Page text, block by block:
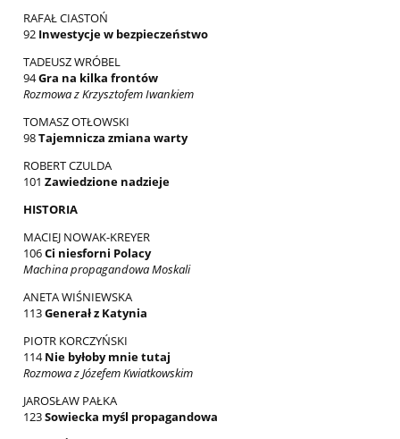
RAFAŁ CIASTOŃ
92 Inwestycje w bezpieczeństwo
TADEUSZ WRÓBEL
94Gra na kilka frontów
Rozmowa z Krzysztofem Iwankiem
TOMASZ OTŁOWSKI
98Tajemnicza zmiana warty
ROBERT CZULDA
101 Zawiedzione nadzieje
HISTORIA
MACIEJ NOWAK-KREYER
106Ci niesforni Polacy
Machina propagandowa Moskali
ANETA WIŚNIEWSKA
113Generał z Katynia
PIOTR KORCZYŃSKI
114Nie byłoby mnie tutaj
Rozmowa z Józefem Kwiatkowskim
JAROSŁAW PAŁKA
123Sowiecka myśl propagandowa